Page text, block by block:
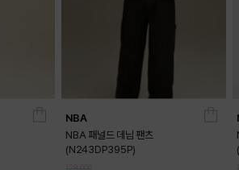
NBA
NBA 패널드 데님 팬츠
(N243DP395P)